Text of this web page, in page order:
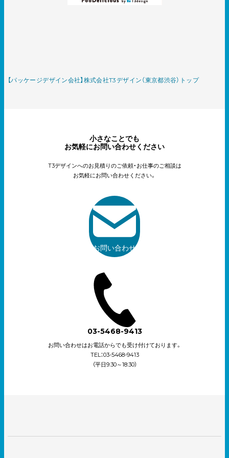
【パッケージデザイン会社】株式会社T3デザイン（東京都渋谷）トップ
小さなことでも
お気軽にお問い合わせください
T3デザインへのお見積りのご依頼・お仕事のご相談は
お気軽にお問い合わせください。
お問い合わせ
03-5468-9413
お問い合わせはお電話からでも受け付けております。
TEL：03-5468-9413
（平日9:30～18:30）